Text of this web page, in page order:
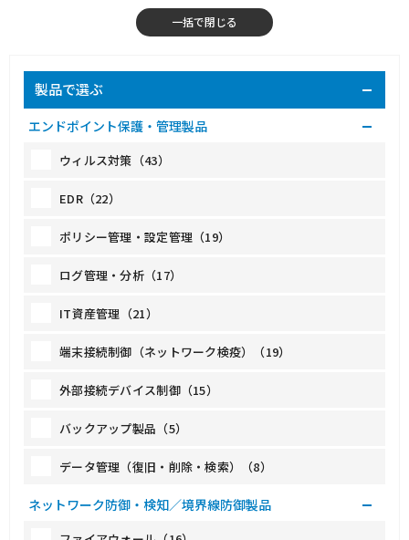
製品で選ぶ
エンドポイント保護・管理製品
ウィルス対策（43）
EDR（22）
ポリシー管理・設定管理（19）
ログ管理・分析（17）
IT資産管理（21）
端末接続制御（ネットワーク検疫）（19）
外部接続デバイス制御（15）
バックアップ製品（5）
データ管理（復旧・削除・検索）（8）
ネットワーク防御・検知／境界線防御製品